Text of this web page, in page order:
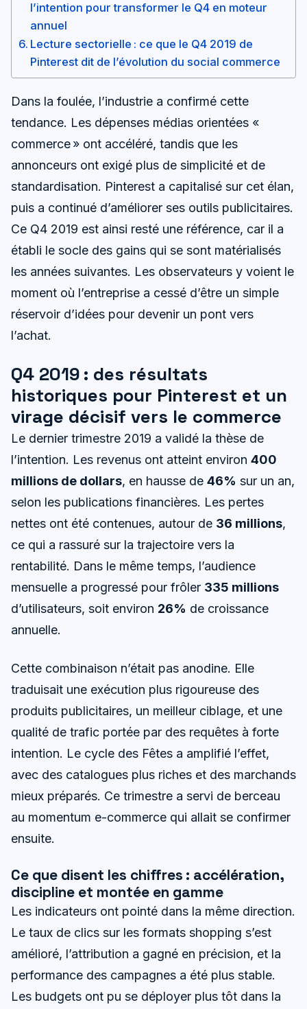
l’intention pour transformer le Q4 en moteur
annuel
Lecture sectorielle : ce que le Q4 2019 de
Pinterest dit de l’évolution du social commerce
Dans la foulée, l’industrie a confirmé cette
tendance. Les dépenses médias orientées «
commerce » ont accéléré, tandis que les
annonceurs ont exigé plus de simplicité et de
standardisation. Pinterest a capitalisé sur cet élan,
puis a continué d’améliorer ses outils publicitaires.
Ce Q4 2019 est ainsi resté une référence, car il a
établi le socle des gains qui se sont matérialisés
les années suivantes. Les observateurs y voient le
moment où l’entreprise a cessé d’être un simple
réservoir d’idées pour devenir un pont vers
l’achat.
Q4 2019 : des résultats
historiques pour Pinterest et un
virage décisif vers le commerce
Le dernier trimestre 2019 a validé la thèse de
l’intention. Les revenus ont atteint environ 400
millions de dollars, en hausse de 46% sur un an,
selon les publications financières. Les pertes
nettes ont été contenues, autour de 36 millions,
ce qui a rassuré sur la trajectoire vers la
rentabilité. Dans le même temps, l’audience
mensuelle a progressé pour frôler 335 millions
d’utilisateurs, soit environ 26% de croissance
annuelle.
Cette combinaison n’était pas anodine. Elle
traduisait une exécution plus rigoureuse des
produits publicitaires, un meilleur ciblage, et une
qualité de trafic portée par des requêtes à forte
intention. Le cycle des Fêtes a amplifié l’effet,
avec des catalogues plus riches et des marchands
mieux préparés. Ce trimestre a servi de berceau
au momentum e-commerce qui allait se confirmer
ensuite.
Ce que disent les chiffres : accélération,
discipline et montée en gamme
Les indicateurs ont pointé dans la même direction.
Le taux de clics sur les formats shopping s’est
amélioré, l’attribution a gagné en précision, et la
performance des campagnes a été plus stable.
Les budgets ont pu se déployer plus tôt dans la